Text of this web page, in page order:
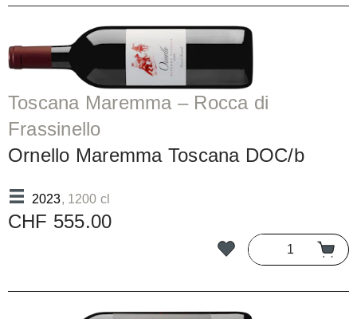
Toscana Maremma – Rocca di
Frassinello
Ornello Maremma Toscana DOC/b
2023, 1200 cl
CHF 555.00